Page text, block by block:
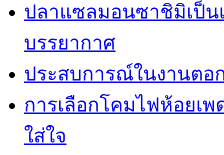
ปลาแซลมอนซาชิมิเป็น
บรรยากาศ
ประสบการณ์ในงานตอ
การเลือกโคมไฟห้อยเ
ใส่ใจ